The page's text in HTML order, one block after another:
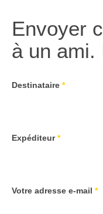
Envoyer
à un ami.
Destinataire *
Expéditeur*
Votre adresse e-mail *